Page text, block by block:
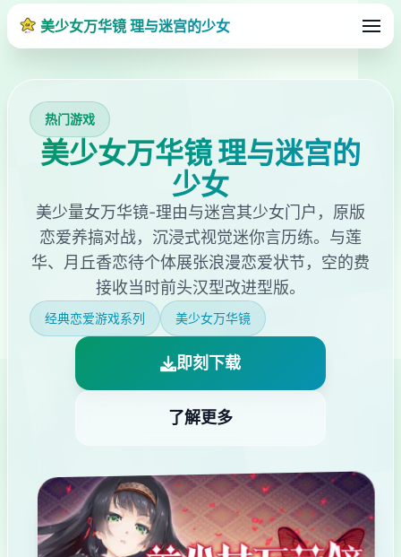
美少女万华镜 理与迷宫的少女
热门游戏
美少女万华镜 理与迷宫的
少女
美少量女万华镜-理由与迷宫其少女门户，原版
恋爱养搞对战，沉浸式视觉迷你言历练。与莲
华、月丘香恋待个体展张浪漫恋爱状节，空的费
接收当时前头汉型改进型版。
经典恋爱游戏系列 美少女万华镜
即刻下载
了解更多